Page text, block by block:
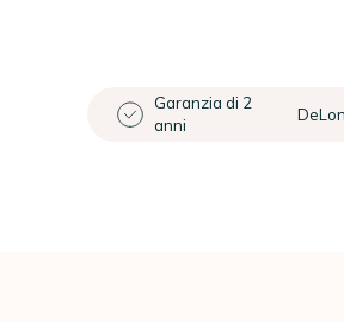
Garanzia di 2
anni